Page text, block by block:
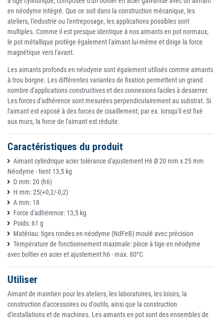
en néodyme intégré. Que ce soit dans la construction mécanique, les
ateliers, l'industrie ou l'entreposage, les applications possibles sont
multiples. Comme il est presque identique à nos aimants en pot normaux,
le pot métallique protège également l'aimant lui-même et dirige la force
magnétique vers l'avant.
Les aimants profonds en néodyme sont également utilisés comme aimants
à trou borgne. Les différentes variantes de fixation permettent un grand
nombre d'applications constructives et des connexions faciles à desserrer.
Les forces d'adhérence sont mesurées perpendiculairement au substrat. Si
l'aimant est exposé à des forces de cisaillement, par ex. lorsqu'il est fixé
aux murs, la force de l'aimant est réduite.
Caractéristiques du produit
Aimant cylindrique acier tolérance d'ajustement H6 Ø 20 mm x 25 mm
Néodyme - tient 13,5 kg
D mm: 20 (h6)
H mm: 25(+0,2/-0,2)
A mm: 18
Force d'adhérence: 13,5 kg
Poids: 61 g
Matériau: tiges rondes en néodyme (NdFeB) moulé avec précision
Température de fonctionnement maximale: pince à tige en néodyme
avec boîtier en acier et ajustement h6 - max. 80°C
Utiliser
Aimant de maintien pour les ateliers, les laboratoires, les loisirs, la
construction d'accessoires ou d'outils, ainsi que la construction
d'installations et de machines. Les aimants en pot sont des ensembles de